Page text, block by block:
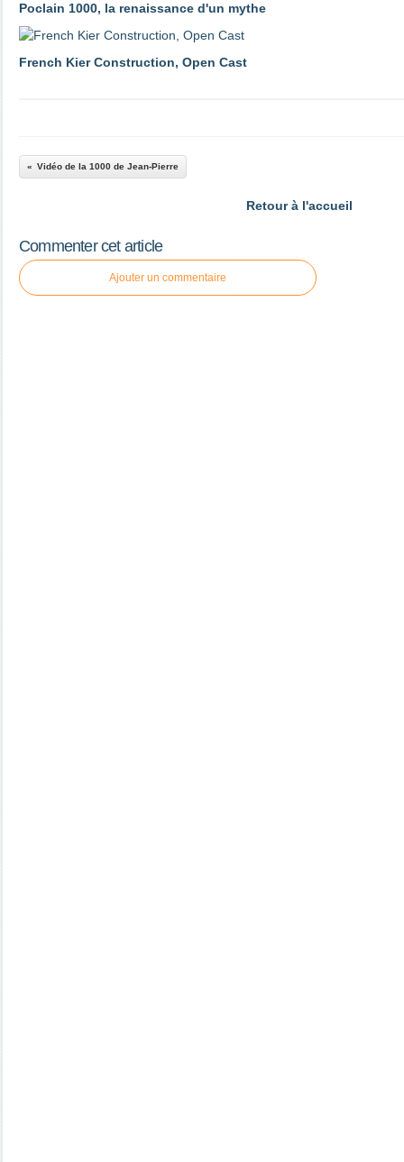
Poclain 1000, la renaissance d'un mythe
French Kier Construction, Open Cast
Vidéo de la 1000 de Jean-Pierre
Retour à l'accueil
Commenter cet article
Ajouter un commentaire